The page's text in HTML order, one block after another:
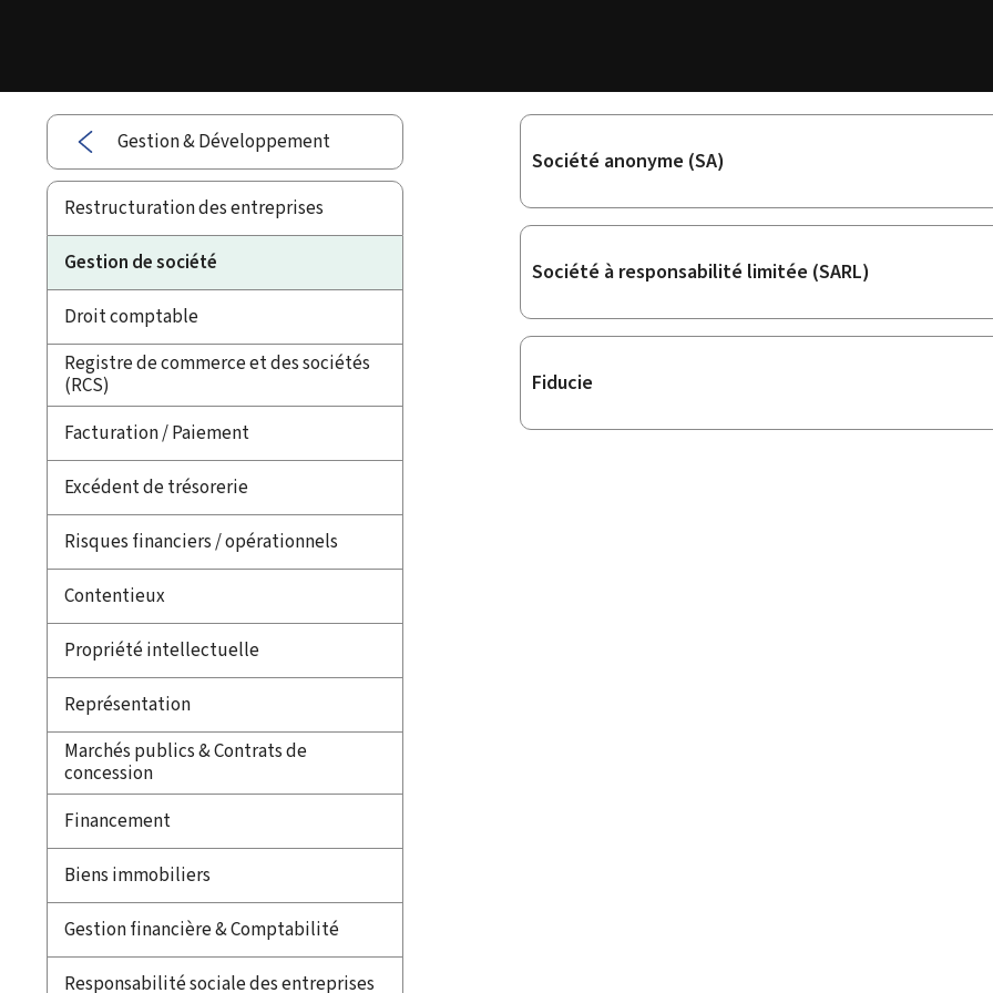
Gestion & Développement
Restructuration des entreprises
Gestion de société
Droit comptable
Registre de commerce et des sociétés
(RCS)
Facturation / Paiement
Excédent de trésorerie
Risques financiers / opérationnels
Contentieux
Propriété intellectuelle
Représentation
Marchés publics & Contrats de
concession
Financement
Biens immobiliers
Gestion financière & Comptabilité
Responsabilité sociale des entreprises
Sous-
Société anonyme (SA)
Société à responsabilité limitée (SARL)
Fiducie